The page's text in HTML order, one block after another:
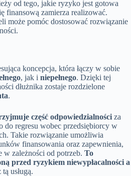
od tego, jakie ryzyko jest gotowa
finansową zamierza realizować.
może pomóc dostosować rozwiązanie
koncepcja, która łączy w sobie
, jak i niepełnego. Dzięki tej
dłużnika zostaje rozdzielone
.
część odpowiedzialności za
do regresu wobec przedsiębiorcy w
Takie rozwiązanie umożliwia
finansowania oraz zapewnienia,
w zależności od potrzeb. To
przed ryzykiem niewypłacalności a
usługą.